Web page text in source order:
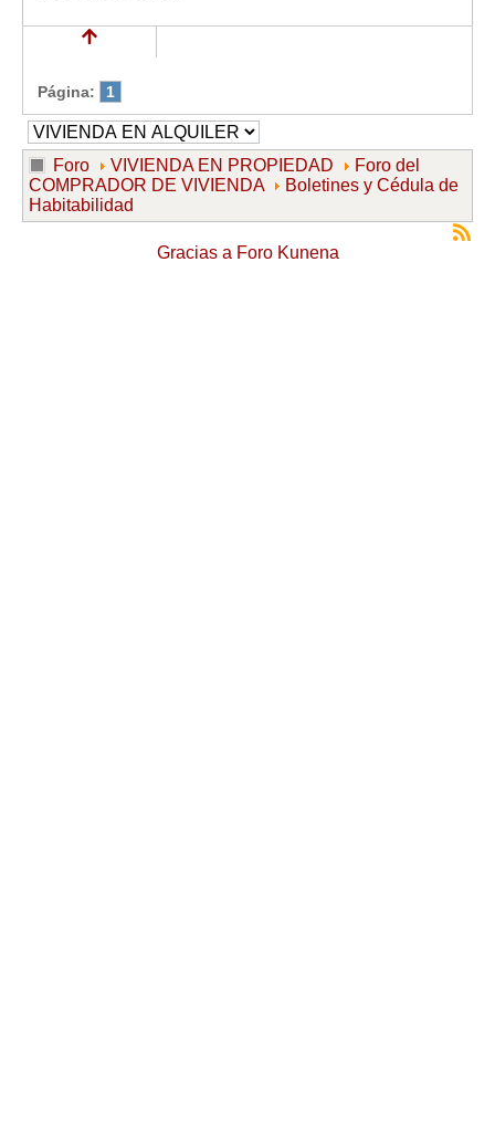
Página: 1
Foro VIVIENDA EN PROPIEDAD
Foro del
COMPRADOR DE VIVIENDA
Boletines y Cédula de
Habitabilidad
Gracias a Foro Kunena